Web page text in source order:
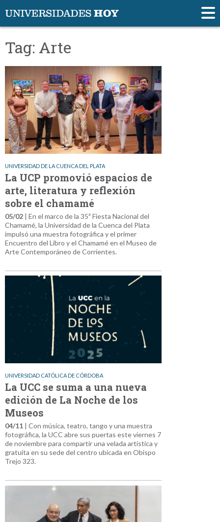
Tag: Arte
UNIVERSIDAD DE LA CUENCA DEL PLATA
La UCP promovió espacios de
arte, literatura y reflexión
sobre el chamamé
05/02 | En el marco de la 35ª Fiesta Nacional del
Chamamé, la Universidad de la Cuenca del Plata
impulsó una muestra fotográfica y el primer
Encuentro del Libro y el Chamamé en el Museo de
Arte Contemporáneo de Corrientes.
UNIVERSIDAD CATÓLICA DE CÓRDOBA
La UCC se suma a una nueva
edición de La Noche de los
Museos
04/11 | Con música, teatro, tango y una muestra
fotográfica, la UCC abre sus puertas este viernes 7
de noviembre para compartir una velada artística y
gratuita en su sede del centro ubicada en Obispo
Trejo 323.